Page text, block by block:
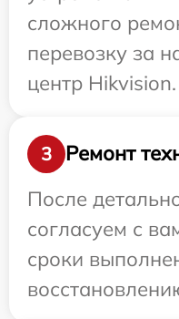
сложного
перевозку за
центр Hikvision.
3
Ремонт
После
согласуем с
сроки